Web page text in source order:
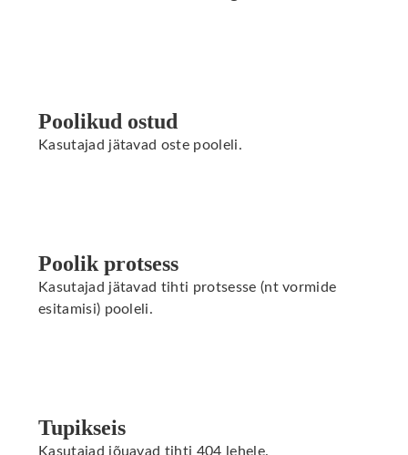
Poolikud ostud
Kasutajad jätavad oste pooleli.
Poolik protsess
Kasutajad jätavad tihti protsesse (nt vormide
esitamisi) pooleli.
Tupikseis
Kasutajad jõuavad tihti 404 lehele.